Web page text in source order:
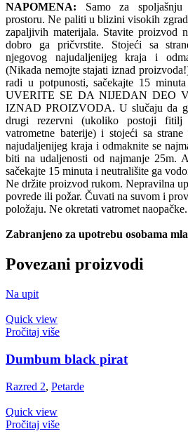
NAPOMENA: Samo za spoljašnju
prostoru. Ne paliti u blizini visokih
zapaljivih materijala. Stavite proizvod
dobro ga pričvrstite. Stojeći sa
njegovog najudaljenijeg kraja i
(Nikada nemojte stajati iznad
radi u potpunosti, sačekajte 15
UVERITE SE DA NIJEDAN DEO
IZNAD PROIZVODA. U slučaju da
drugi rezervni (ukoliko postoji fitilj
vatrometne baterije) i stojeći sa
najudaljenijeg kraja i odmaknite se
biti na udaljenosti od najmanje 25m.
sačekajte 15 minuta i neutrališite ga
Ne držite proizvod rukom. Nepravilna
povrede ili požar. Čuvati na suvom i
položaju. Ne okretati vatromet naopačke.
Zabranjeno za upotrebu osobama
Povezani proizvodi
Na upit
Quick view
Pročitaj više
Dumbum black pirat
Razred 2, Petarde
Quick view
Pročitaj više